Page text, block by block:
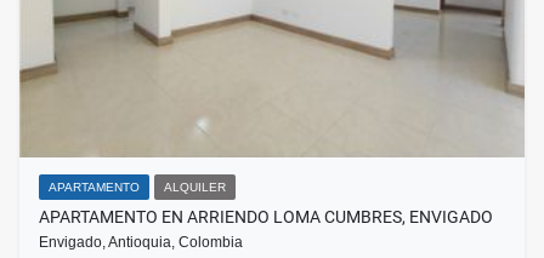
APARTAMENTO ALQUILER
APARTAMENTO EN ARRIENDO LOMA CUMBRES, ENVIGADO
Envigado, Antioquia, Colombia